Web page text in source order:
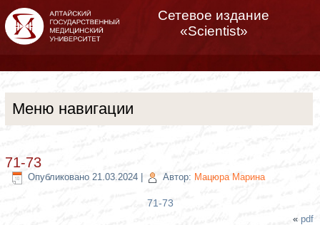
Сетевое издание
«Scientist»
Меню навигации
71-73
Опубликовано 21.03.2024 Автор: Мацюра Марина
71-73
«pdf